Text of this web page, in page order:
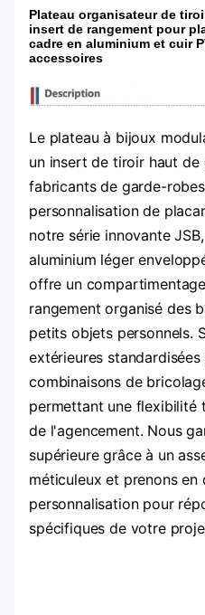
Plateau organisateur de
insert de rangement pour
cadre en aluminium et cuir
accessoires
Le plateau à bijoux
un insert de tiroir haut
fabricants de garde-
personnalisation de
notre série innovante
aluminium léger
offre un
rangement organisé des
petits objets personnels.
extérieures
combinaisons de
permettant une flexibilité
de l'agencement. Nous
supérieure grâce à un
méticuleux et prenons en
personnalisation pour
spécifiques de votre